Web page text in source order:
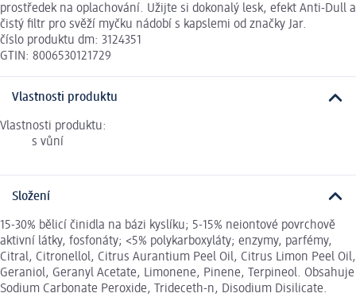
prostředek na oplachování. Užijte si dokonalý lesk, efekt Anti-Dull a
čistý filtr pro svěží myčku nádobí s kapslemi od značky Jar.
číslo produktu dm: 3124351
GTIN: 8006530121729
Vlastnosti produktu
Vlastnosti produktu:
s vůní
Složení
15-30% bělicí činidla na bázi kyslíku; 5-15% neiontové povrchově
aktivní látky, fosfonáty; <5% polykarboxyláty; enzymy, parfémy,
Citral, Citronellol, Citrus Aurantium Peel Oil, Citrus Limon Peel Oil,
Geraniol, Geranyl Acetate, Limonene, Pinene, Terpineol. Obsahuje
Sodium Carbonate Peroxide, Trideceth-n, Disodium Disilicate.